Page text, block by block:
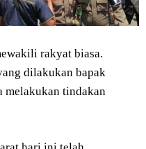
rakyat biasa.
dilakukan bapak
melakukan tindakan